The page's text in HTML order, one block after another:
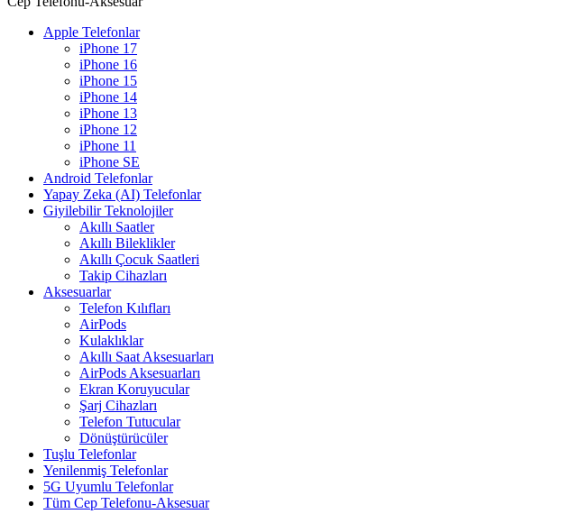
Apple Telefonlar
iPhone 17
iPhone 16
iPhone 15
iPhone 14
iPhone 13
iPhone 12
iPhone 11
iPhone SE
Android Telefonlar
Yapay Zeka (AI) Telefonlar
Giyilebilir Teknolojiler
Akıllı Saatler
Akıllı Bileklikler
Akıllı Çocuk Saatleri
Takip Cihazları
Aksesuarlar
Telefon Kılıfları
AirPods
Kulaklıklar
Akıllı Saat Aksesuarları
AirPods Aksesuarları
Ekran Koruyucular
Şarj Cihazları
Telefon Tutucular
Dönüştürücüler
Tuşlu Telefonlar
Yenilenmiş Telefonlar
5G Uyumlu Telefonlar
Tüm Cep Telefonu-Aksesuar